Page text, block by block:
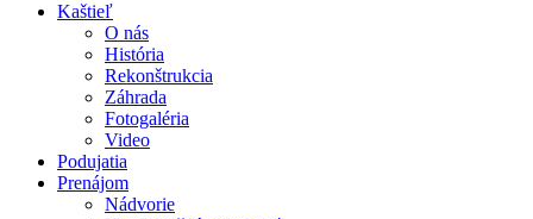
Kaštieľ
O nás
História
Rekonštrukcia
Záhrada
Fotogaléria
Video
Podujatia
Prenájom
Nádvorie